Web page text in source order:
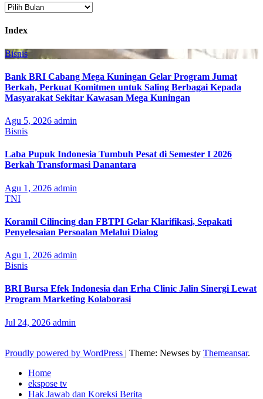
Arsip
Index
Bisnis
Bank BRI Cabang Mega Kuningan Gelar Program Jumat
Berkah, Perkuat Komitmen untuk Saling Berbagai Kepada
Masyarakat Sekitar Kawasan Mega Kuningan
Agu 5, 2026 admin
Bisnis
Laba Pupuk Indonesia Tumbuh Pesat di Semester I 2026
Berkah Transformasi Danantara
Agu 1, 2026 admin
TNI
Koramil Cilincing dan FBTPI Gelar Klarifikasi, Sepakati
Penyelesaian Persoalan Melalui Dialog
Agu 1, 2026 admin
Bisnis
BRI Bursa Efek Indonesia dan Erha Clinic Jalin Sinergi Lewat
Program Marketing Kolaborasi
Jul 24, 2026 admin
Proudly powered by WordPress | Theme: Newses by Themeansar.
Home
ekspose tv
Hak Jawab dan Koreksi Berita